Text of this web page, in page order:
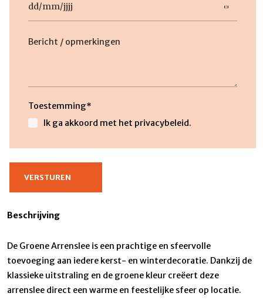
MM
Beschrijving
Toestemming*
Ik ga akkoord met het privacybeleid.
Beschrijving
De Groene Arrenslee is een prachtige en sfeervolle
toevoeging aan iedere kerst- en winterdecoratie. Dankzij de
klassieke uitstraling en de groene kleur creëert deze
arrenslee direct een warme en feestelijke sfeer op locatie.